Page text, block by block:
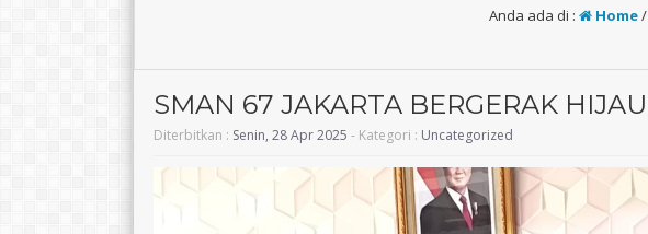
Anda ada di : Home/
SMAN 67 JAKARTA BERGERAK HIJAU
Diterbitkan : Senin, 28 Apr 2025 - Kategori : Uncategorized